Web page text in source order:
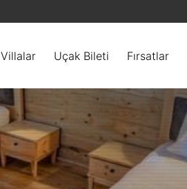
Villalar Uçak Bileti Fırsatlar